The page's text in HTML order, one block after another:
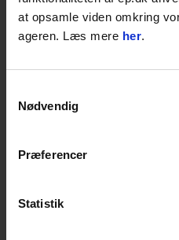
at opsamle viden omkring
ageren. Læs mere her.
Nødvendig
Præferencer
Statistik
EP Avisen | Find det
kvalitetsprodukter til